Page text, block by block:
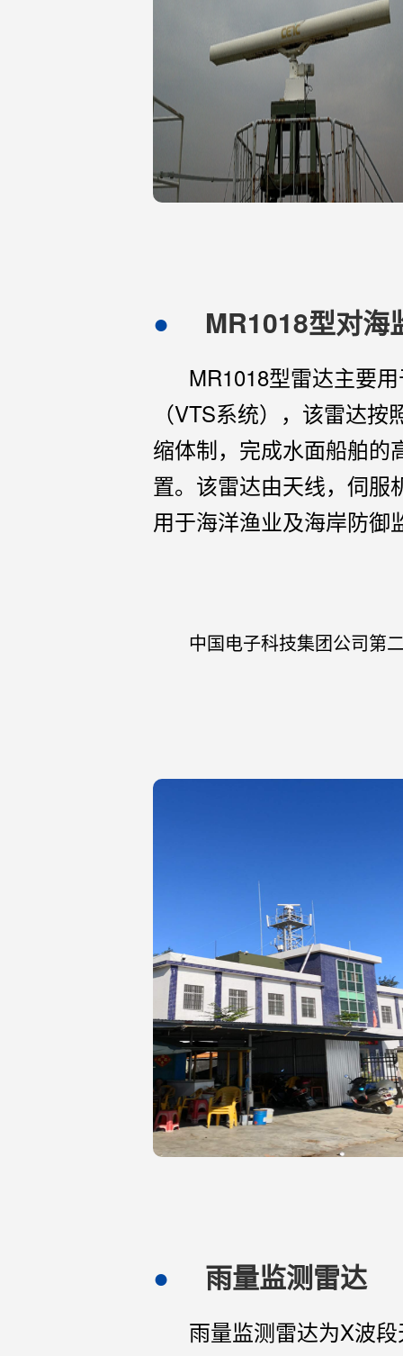
MR1018型对海
MR1018型雷达主要
（VTS系统），该雷达
缩体制，完成水面船舶的
置。该雷达由天线，伺服
用于海洋渔业及海岸防御
中国电子科技集团公司第
雨量监测雷达
雨量监测雷达为X波